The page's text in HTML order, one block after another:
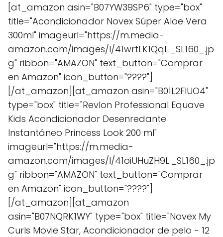
[at_amazon asin="B07YW39SP6" type="box"
title="Acondicionador Novex Súper Aloe Vera
300ml" imageurl="https://m.media-
amazon.com/images/I/41wrtLK1QqL._SL160_.jp
g" ribbon="AMAZON" text_button="Comprar
en Amazon" icon_button="????"]
[/at_amazon][at_amazon asin="B01L2FIUO4"
type="box" title="Revlon Professional Equave
Kids Acondicionador Desenredante
Instantáneo Princess Look 200 ml"
imageurl="https://m.media-
amazon.com/images/I/41oiUHuZH9L._SL160_.jp
g" ribbon="AMAZON" text_button="Comprar
en Amazon" icon_button="????"]
[/at_amazon][at_amazon
asin="B07NQRK1WY" type="box" title="Novex My
Curls Movie Star, Acondicionador de pelo - 12